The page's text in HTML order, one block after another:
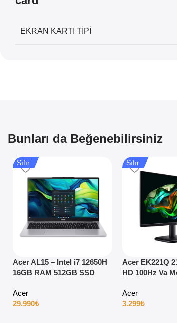
EKRAN KARTI TIPI
Bunları da Beğenebilirsiniz
Sıfır
Acer AL15 – Intel i7 12650H
16GB RAM 512GB SSD
Acer
29.990₺
Sıfır
Acer EK221Q
HD 100Hz Va
Acer
3.299₺